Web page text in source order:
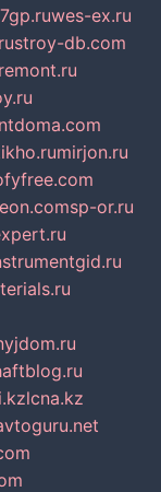
wes-ex.ru
stroy-db.com
mirjon.ru
sp-or.ru
lcna.kz